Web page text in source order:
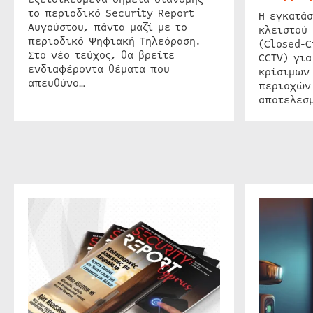
το περιοδικό Security Report
Αυγούστου, πάντα μαζί με το
περιοδικό Ψηφιακή Τηλεόραση.
Στο νέο τεύχος, θα βρείτε
ενδιαφέροντα θέματα που
απευθύνο…
Η
(Closed-
CCTV)